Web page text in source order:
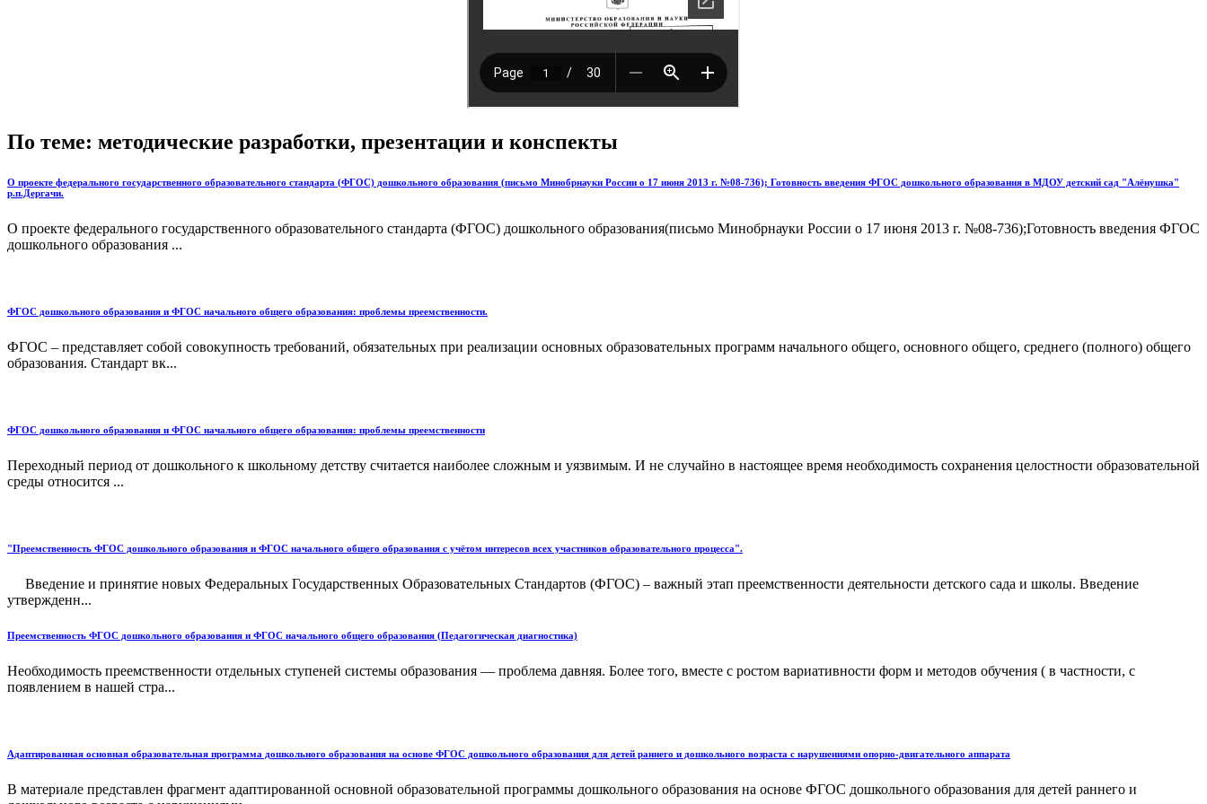
По теме: методические разработки, презентации и конспекты
О проекте федерального государственного образовательного стандарта (ФГОС) дошкольного образования (письмо Минобрнауки России о 17 июня 2013 г. №08-736); Готовность введения ФГОС дошкольного образования в МДОУ детский сад "Алёнушка"
р.п.Дергачи.
О проекте федерального государственного образовательного стандарта (ФГОС) дошкольного образования(письмо Минобрнауки России о 17 июня 2013 г. №08-736);Готовность введения ФГОС
дошкольного образования ...
ФГОС дошкольного образования и ФГОС начального общего образования: проблемы преемственности.
ФГОС – представляет собой совокупность требований, обязательных при реализации основных образовательных программ начального общего, основного общего, среднего (полного) общего
образования. Стандарт вк...
ФГОС дошкольного образования и ФГОС начального общего образования: проблемы преемственности
Переходный период от дошкольного к школьному детству считается наиболее сложным и уязвимым. И не случайно в настоящее время необходимость сохранения целостности образовательной
среды относится ...
"Преемственность ФГОС дошкольного образования и ФГОС начального общего образования с учётом интересов всех участников образовательного процесса".
Введение и принятие новых Федеральных Государственных Образовательных Стандартов (ФГОС) – важный этап преемственности деятельности детского сада и школы. Введение
утвержденн...
Преемственность ФГОС дошкольного образования и ФГОС начального общего образования (Педагогическая диагностика)
Необходимость преемственности отдельных ступеней системы образования — проблема давняя. Более того, вместе с ростом вариативности форм и методов обучения ( в частности, с
появлением в нашей стра...
Адаптированная основная образовательная программа дошкольного образования на основе ФГОС дошкольного образования для детей раннего и дошкольного возраста с нарушениями опорно-двигательного аппарата
В материале представлен фрагмент адаптированной основной образовательной программы дошкольного образования на основе ФГОС дошкольного образования для детей раннего и